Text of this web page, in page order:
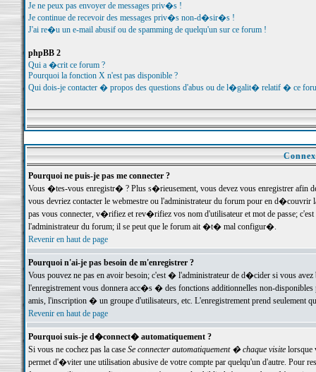
Je ne peux pas envoyer de messages priv�s !
Je continue de recevoir des messages priv�s non-d�sir�s !
J'ai re�u un e-mail abusif ou de spamming de quelqu'un sur ce forum !
phpBB 2
Qui a �crit ce forum ?
Pourquoi la fonction X n'est pas disponible ?
Qui dois-je contacter � propos des questions d'abus ou de l�galit� relatif � ce
Pourquoi ne puis-je pas me connecter ?
Vous �tes-vous enregistr� ? Plus s�rieusement, vous devez vous enregistrer
vous devriez contacter le webmestre ou l'administrateur du forum pour en
pas vous connecter, v�rifiez et rev�rifiez vos nom d'utilisateur et mot de passe;
l'administrateur du forum; il se peut que le forum ait �t� mal configur�.
Revenir en haut de page
Pourquoi n'ai-je pas besoin de m'enregistrer ?
Vous pouvez ne pas en avoir besoin; c'est � l'administrateur de d�cider si vous
l'enregistrement vous donnera acc�s � des fonctions additionnelles non-
amis, l'inscription � un groupe d'utilisateurs, etc. L'enregistrement prend seulement
Revenir en haut de page
Pourquoi suis-je d�connect� automatiquement ?
Si vous ne cochez pas la case Se connecter automatiquement � chaque visitelorsque
permet d'�viter une utilisation abusive de votre compte par quelqu'un d'autre. Pour